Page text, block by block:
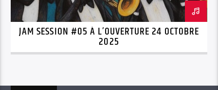
JAM SESSION #05 À L’OUVERTURE 24 OCTOBRE
2025